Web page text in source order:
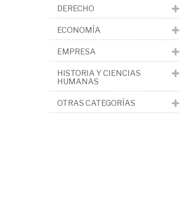
DERECHO
ECONOMÍA
EMPRESA
HISTORIA Y CIENCIAS
HUMANAS
OTRAS CATEGORÍAS